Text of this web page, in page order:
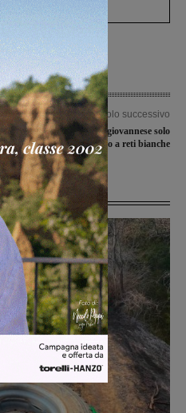
Articolo successivo
Fra Scandicci e Sangiovannese solo
un pareggio a reti bianche